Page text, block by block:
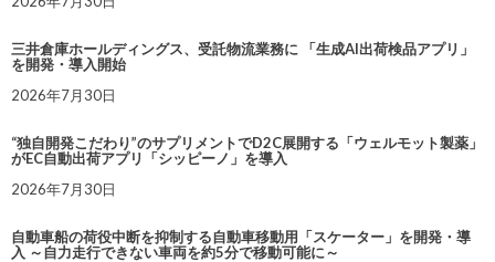
三井倉庫ホールディングス、受託物流業務に 「生成AI出荷検品アプリ」
を開発・導入開始
2026年7月30日
“独自開発こだわり”のサプリメントでD2C展開する「ウェルモット製薬」
がEC自動出荷アプリ「シッピーノ」を導入
2026年7月30日
自動車船の荷役中断を抑制する自動車移動用「スケーター」を開発・導
入 ～自力走行できない車両を約5分で移動可能に～